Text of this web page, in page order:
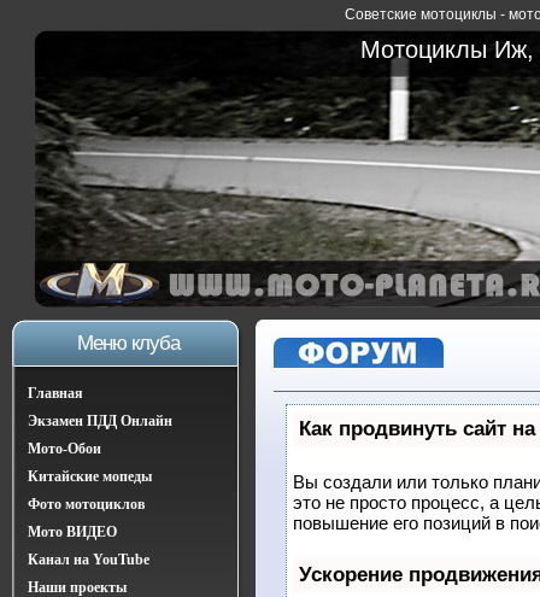
Советские мотоциклы -
Мотоциклы Иж,
Меню клуба
Главная
Экзамен ПДД Онлайн
Мото-Обои
Китайские мопеды
Фото мотоциклов
Мото ВИДЕО
Канал на YouTube
Наши проекты
Как продвинуть сайт
Вы создали или только
это не просто процесс, а
повышение его позиций в
Ускорение